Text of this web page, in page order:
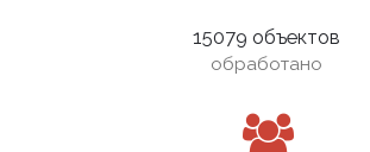
15079 объектов
обработано